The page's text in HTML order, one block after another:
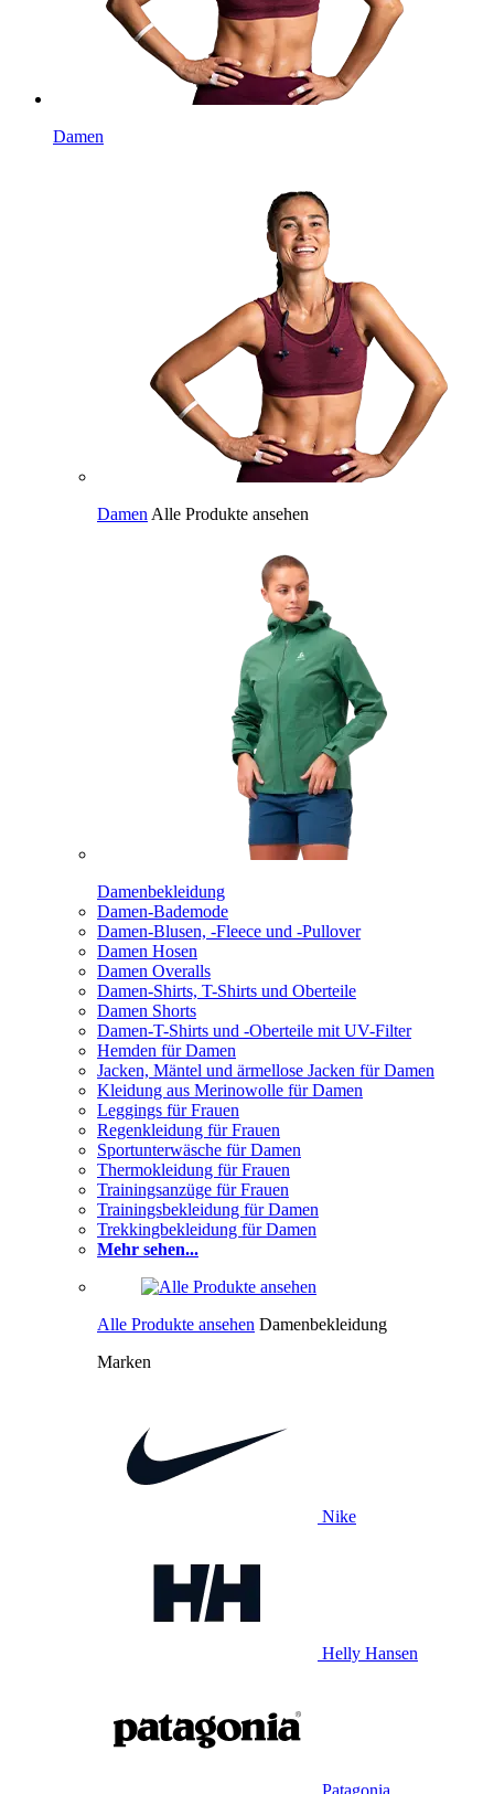
Damen
Damen Alle Produkte ansehen
Damenbekleidung
Damen-Bademode
Damen-Blusen, -Fleece und -Pullover
Damen Hosen
Damen Overalls
Damen-Shirts, T-Shirts und Oberteile
Damen Shorts
Damen-T-Shirts und -Oberteile mit UV-Filter
Hemden für Damen
Jacken, Mäntel und ärmellose Jacken für Damen
Kleidung aus Merinowolle für Damen
Leggings für Frauen
Regenkleidung für Frauen
Sportunterwäsche für Damen
Thermokleidung für Frauen
Trainingsanzüge für Frauen
Trainingsbekleidung für Damen
Trekkingbekleidung für Damen
Mehr sehen...
Alle Produkte ansehen Damenbekleidung
Marken
Nike
Helly Hansen
Patagonia